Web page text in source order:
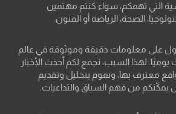
التي تهمكم، سواء كنتم مهتمين
الصحة، الرياضة أو الفنون.
على معلومات دقيقة وموثوقة في عالم
يوميًا. لهذا السبب، نجمع لكم أحدث الأخبار
معترف بها، ونقوم بتحليل وتقديم
من فهم السياق والتداعيات.